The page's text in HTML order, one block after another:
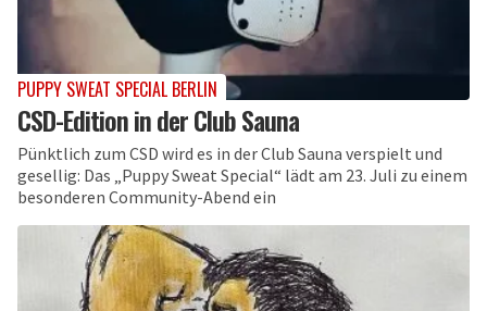
PUPPY SWEAT SPECIAL BERLIN
CSD-Edition in der Club Sauna
Pünktlich zum CSD wird es in der Club Sauna verspielt und
gesellig: Das „Puppy Sweat Special“ lädt am 23. Juli zu einem
besonderen Community-Abend ein